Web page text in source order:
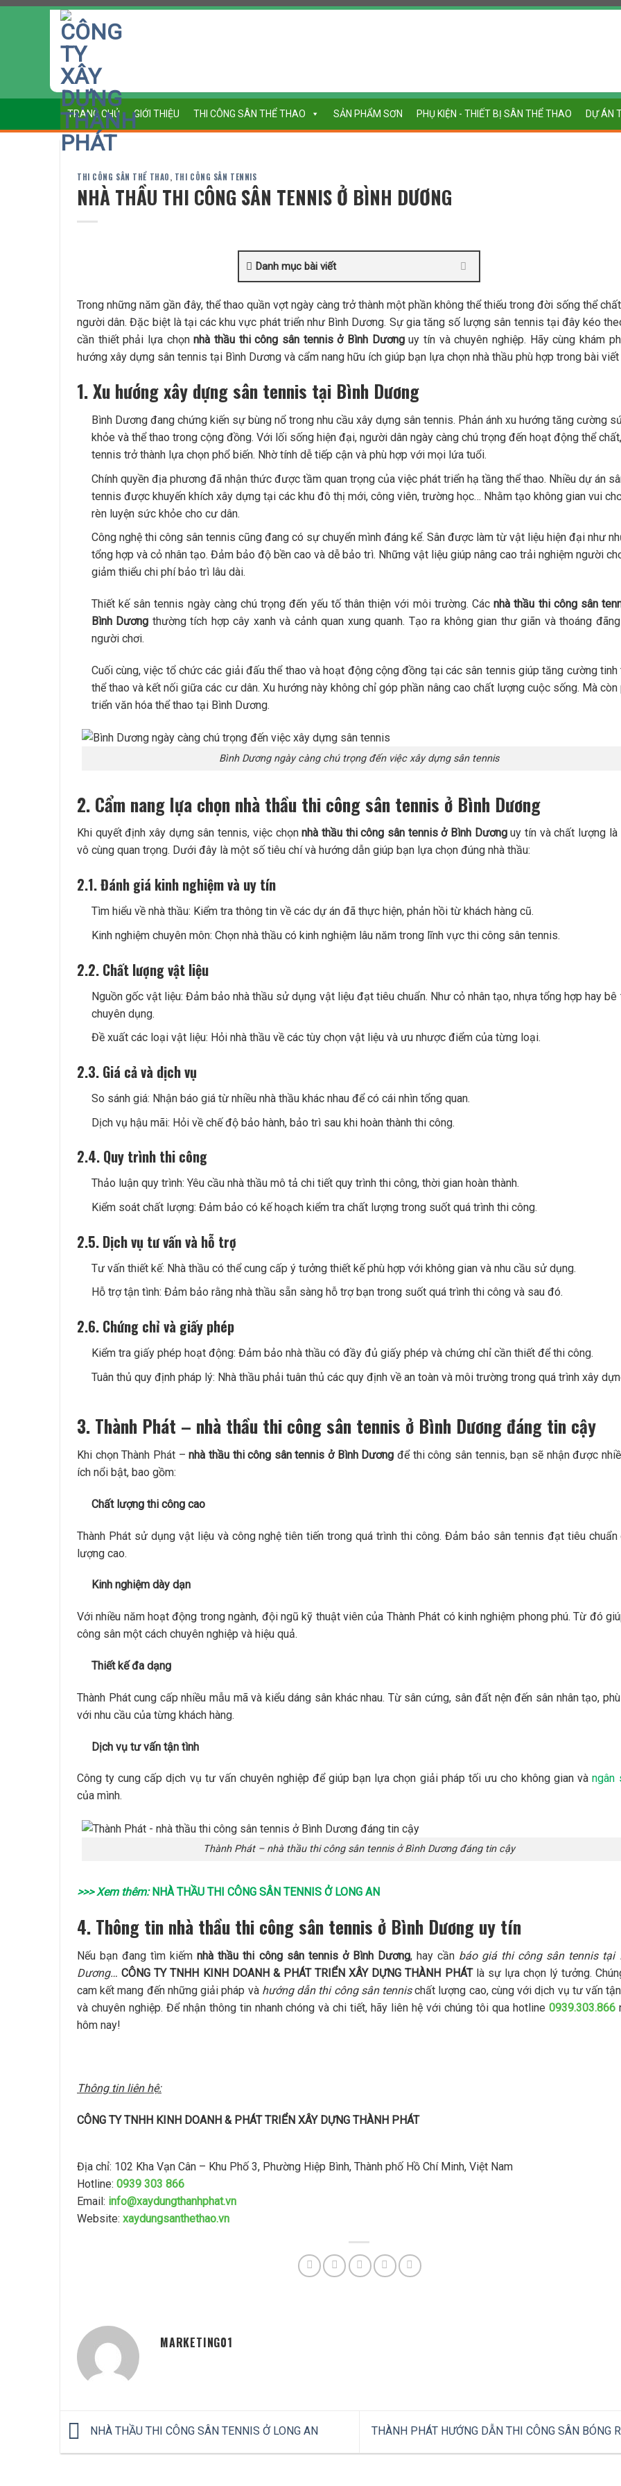
TRANG CHỦ GIỚI THIỆU THI CÔNG SÂN THỂ THAO SẢN PHẨM SƠN PHỤ KIỆN - THIẾT BỊ SÂN THỂ THAO DỰ ÁN
THI CÔNG SÂN THỂ THAO, THI CÔNG SÂN TENNIS
NHÀ THẦU THI CÔNG SÂN TENNIS Ở BÌNH DƯƠNG
Danh mục bài viết
Trong những năm gần đây, thể thao quần vợt ngày càng trở thành một phần không thể thiếu trong đời sống thể
người dân. Đặc biệt là tại các khu vực phát triển như Bình Dương. Sự gia tăng số lượng sân tennis tại đây kéo
cần thiết phải lựa chọnnhà thầu thi công sân tennis ở Bình Dươnguy tín và chuyên nghiệp. Hãy cùng khám
hướng xây dựng sân tennis tại Bình Dương và cẩm nang hữu ích giúp bạn lựa chọn nhà thầu phù hợp trong bài viết
1. Xu hướng xây dựng sân tennis tại Bình Dương
Bình Dương đang chứng kiến sự bùng nổ trong nhu cầu xây dựng sân tennis. Phản ánh xu hướng tăng cường
khỏe và thể thao trong cộng đồng. Với lối sống hiện đại, người dân ngày càng chú trọng đến hoạt động thể
tennis trở thành lựa chọn phổ biến. Nhờ tính dễ tiếp cận và phù hợp với mọi lứa tuổi.
Chính quyền địa phương đã nhận thức được tầm quan trọng của việc phát triển hạ tầng thể thao. Nhiều dự án
tennis được khuyến khích xây dựng tại các khu đô thị mới, công viên, trường học… Nhằm tạo không gian vui
rèn luyện sức khỏe cho cư dân.
Công nghệ thi công sân tennis cũng đang có sự chuyển mình đáng kể. Sân được làm từ vật liệu hiện đại như
tổng hợp và cỏ nhân tạo. Đảm bảo độ bền cao và dễ bảo trì. Những vật liệu giúp nâng cao trải nghiệm người
giảm thiểu chi phí bảo trì lâu dài.
Thiết kế sân tennis ngày càng chú trọng đến yếu tố thân thiện với môi trường. Cácnhà thầu thi công sân
Bình Dương thường tích hợp cây xanh và cảnh quan xung quanh. Tạo ra không gian thư giãn và thoáng
người chơi.
Cuối cùng, việc tổ chức các giải đấu thể thao và hoạt động cộng đồng tại các sân tennis giúp tăng cường tinh
thể thao và kết nối giữa các cư dân. Xu hướng này không chỉ góp phần nâng cao chất lượng cuộc sống. Mà còn
triển văn hóa thể thao tại Bình Dương.
Bình Dương ngày càng chú trọng đến việc xây dựng sân tennis
2. Cẩm nang lựa chọn nhà thầu thi công sân tennis ở Bình Dương
Khi quyết định xây dựng sân tennis, việc chọnnhà thầu thi công sân tennis ở Bình Dươnguy tín và chất lượng là
vô cùng quan trọng. Dưới đây là một số tiêu chí và hướng dẫn giúp bạn lựa chọn đúng nhà thầu:
2.1. Đánh giá kinh nghiệm và uy tín
Tìm hiểu về nhà thầu: Kiểm tra thông tin về các dự án đã thực hiện, phản hồi từ khách hàng cũ.
Kinh nghiệm chuyên môn: Chọn nhà thầu có kinh nghiệm lâu năm trong lĩnh vực thi công sân tennis.
2.2. Chất lượng vật liệu
Nguồn gốc vật liệu: Đảm bảo nhà thầu sử dụng vật liệu đạt tiêu chuẩn. Như cỏ nhân tạo, nhựa tổng hợp hay bê
chuyên dụng.
Đề xuất các loại vật liệu: Hỏi nhà thầu về các tùy chọn vật liệu và ưu nhược điểm của từng loại.
2.3. Giá cả và dịch vụ
So sánh giá: Nhận báo giá từ nhiều nhà thầu khác nhau để có cái nhìn tổng quan.
Dịch vụ hậu mãi: Hỏi về chế độ bảo hành, bảo trì sau khi hoàn thành thi công.
2.4. Quy trình thi công
Thảo luận quy trình: Yêu cầu nhà thầu mô tả chi tiết quy trình thi công, thời gian hoàn thành.
Kiểm soát chất lượng: Đảm bảo có kế hoạch kiểm tra chất lượng trong suốt quá trình thi công.
2.5. Dịch vụ tư vấn và hỗ trợ
Tư vấn thiết kế: Nhà thầu có thể cung cấp ý tưởng thiết kế phù hợp với không gian và nhu cầu sử dụng.
Hỗ trợ tận tình: Đảm bảo rằng nhà thầu sẵn sàng hỗ trợ bạn trong suốt quá trình thi công và sau đó.
2.6. Chứng chỉ và giấy phép
Kiểm tra giấy phép hoạt động: Đảm bảo nhà thầu có đầy đủ giấy phép và chứng chỉ cần thiết để thi công.
Tuân thủ quy định pháp lý: Nhà thầu phải tuân thủ các quy định về an toàn và môi trường trong quá trình xây
3. Thành Phát – nhà thầu thi công sân tennis ở Bình Dương đáng tin cậy
Khi chọn Thành Phát –nhà thầu thi công sân tennis ở Bình Dươngđể thi công sân tennis, bạn sẽ nhận được
ích nổi bật, bao gồm:
Chất lượng thi công cao
Thành Phát sử dụng vật liệu và công nghệ tiên tiến trong quá trình thi công. Đảm bảo sân tennis đạt tiêu chuẩn
lượng cao.
Kinh nghiệm dày dạn
Với nhiều năm hoạt động trong ngành, đội ngũ kỹ thuật viên của Thành Phát có kinh nghiệm phong phú. Từ đó
công sân một cách chuyên nghiệp và hiệu quả.
Thiết kế đa dạng
Thành Phát cung cấp nhiều mẫu mã và kiểu dáng sân khác nhau. Từ sân cứng, sân đất nện đến sân nhân tạo,
với nhu cầu của từng khách hàng.
Dịch vụ tư vấn tận tình
Công ty cung cấp dịch vụ tư vấn chuyên nghiệp để giúp bạn lựa chọn giải pháp tối ưu cho không gian vàngân
của mình.
Thành Phát – nhà thầu thi công sân tennis ở Bình Dương đáng tin cậy
>>> Xem thêm: NHÀ THẦU THI CÔNG SÂN TENNIS Ở LONG AN
4. Thông tin nhà thầu thi công sân tennis ở Bình Dương uy tín
Nếu bạn đang tìm kiếmnhà thầu thi công sân tennis ở Bình Dương, hay cần báo giá thi công sân tennis tại
Dương…CÔNG TY TNHH KINH DOANH & PHÁT TRIỂN XÂY DỰNG THÀNH PHÁTlà sự lựa chọn lý tưởng.
cam kết mang đến những giải pháp và hướng dẫn thi công sân tennischất lượng cao, cùng với dịch vụ tư vấn
và chuyên nghiệp. Để nhận thông tin nhanh chóng và chi tiết, hãy liên hệ với chúng tôi qua hotline 0939.303.866
hôm nay!
Thông tin liên hệ:
CÔNG TY TNHH KINH DOANH & PHÁT TRIỂN XÂY DỰNG THÀNH PHÁT
Địa chỉ: 102 Kha Vạn Cân – Khu Phố 3, Phường Hiệp Bình, Thành phố Hồ Chí Minh, Việt Nam
Hotline: 0939 303 866
Email: info@xaydungthanhphat.vn
Website: xaydungsanthethao.vn
MARKETING01
NHÀ THẦU THI CÔNG SÂN TENNIS Ở LONG AN THÀNH PHÁT HƯỚNG DẪN THI CÔNG SÂN BÓNG